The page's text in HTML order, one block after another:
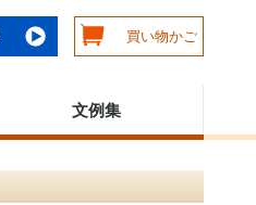
買い物かご
文例集